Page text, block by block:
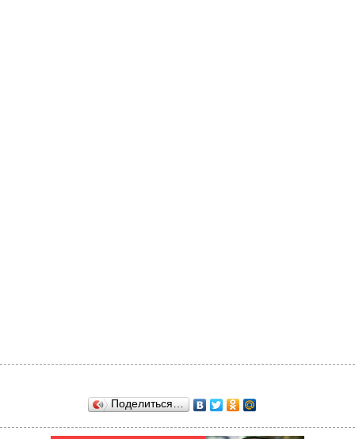
Поделиться…